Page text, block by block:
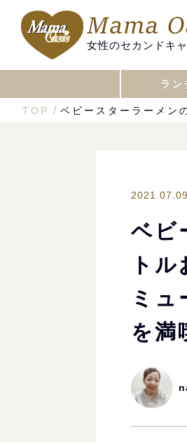
女性のセカンドキ
ラン
TOP ベビースターラーメン
2021.07.09
ベビ
ト
ミ
を満